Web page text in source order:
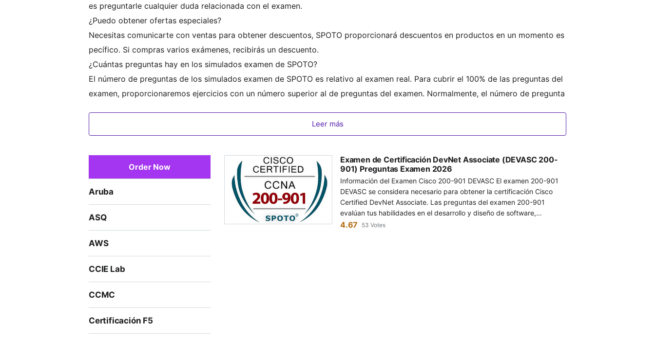
es preguntarle cualquier duda relacionada con el examen.
¿Puedo obtener ofertas especiales?
Necesitas comunicarte con ventas para obtener descuentos, SPOTO proporcionará descuentos en productos en un momento es
pecífico. Si compras varios exámenes, recibirás un descuento.
¿Cuántas preguntas hay en los simulados examen de SPOTO?
El número de preguntas de los simulados examen de SPOTO es relativo al examen real. Para cubrir el 100% de las preguntas del
examen, proporcionaremos ejercicios con un número superior al de preguntas del examen. Normalmente, el número de pregunta
¿Cómo realizar el Examen de Práctica en Línea CCNA DevNet?
Dentro de media hora después de la compra del servicio de prueba de SPOTO, proporcionaremos la contraseña y el login del se
or el instructor.
Leer más
Order Now
Aruba
ASQ
AWS
CCIE Lab
CCMC
Certificación F5
Examen de Certificación DevNet Associate (DEVASC 200-
901) Preguntas Examen 2026
Información del Examen Cisco 200-901 DEVASC El examen 200-901
DEVASC se considera necesario para obtener la certificación Cisco
Certified DevNet Associate. Las preguntas del examen 200-901
evalúan tus habilidades en el desarrollo y diseño de software,
incluyendo la comprensión y uso de APIs, desarrollo y seguridad de
4.67 53 Votes